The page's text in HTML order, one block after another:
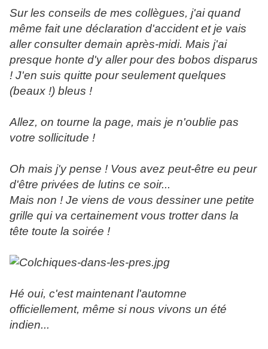
Sur les conseils de mes collègues, j'ai quand
même fait une déclaration d'accident et je vais
aller consulter demain après-midi. Mais j'ai
presque honte d'y aller pour des bobos disparus
! J'en suis quitte pour seulement quelques
(beaux !) bleus !
Allez, on tourne la page, mais je n'oublie pas
votre sollicitude !
Oh mais j'y pense ! Vous avez peut-être eu peur
d'être privées de lutins ce soir...
Mais non ! Je viens de vous dessiner une petite
grille qui va certainement vous trotter dans la
tête toute la soirée !
Hé oui, c'est maintenant l'automne
officiellement, même si nous vivons un été
indien...